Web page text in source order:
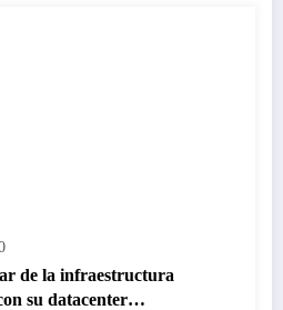
de la infraestructura
su datacenter